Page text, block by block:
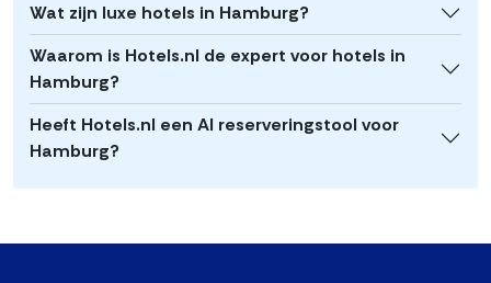
Wat zijn luxe hotels in Hamburg?
Waarom is Hotels.nl de expert voor hotels in
Hamburg?
Heeft Hotels.nl een AI reserveringstool voor
Hamburg?